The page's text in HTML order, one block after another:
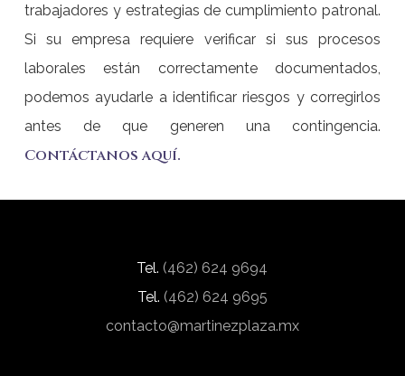
trabajadores y estrategias de cumplimiento patronal.
Si su empresa requiere verificar si sus procesos
laborales están correctamente documentados,
podemos ayudarle a identificar riesgos y corregirlos
antes de que generen una contingencia.
Contáctanos aquí.
Tel. (462) 624 9694
Tel. (462) 624 9695
contacto@martinezplaza.mx